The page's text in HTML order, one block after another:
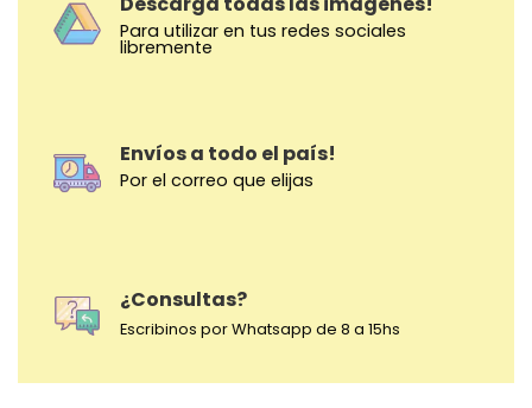
Para utilizar en tus redes sociales
libremente
Envíos a todo el país!
Por el correo que elijas
¿Consultas?
Escribinos por Whatsapp de 8 a 15hs